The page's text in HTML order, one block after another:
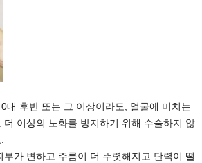
대 후반 또는 그 이상이라도, 얼굴에 미치는
더 이상의 노화를 방지하기 위해 수술하지 않
가 변하고 주름이 더 뚜렷해지고 탄력이 떨